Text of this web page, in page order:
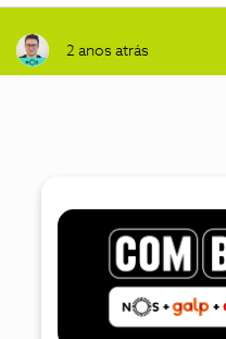
2 anos atrás